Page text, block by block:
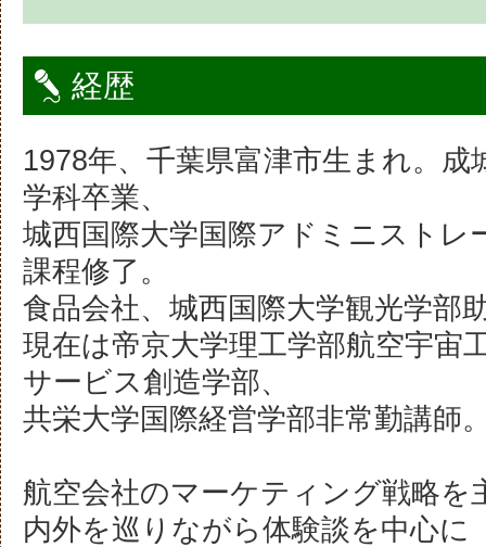
経歴
1978年、千葉県富津市生まれ。成
学科卒業、
城西国際大学国際アドミニストレ
課程修了。
食品会社、城西国際大学観光学部
現在は帝京大学理工学部航空宇宙
サービス創造学部、
共栄大学国際経営学部非常勤講師
航空会社のマーケティング戦略を
内外を巡りながら体験談を中心に